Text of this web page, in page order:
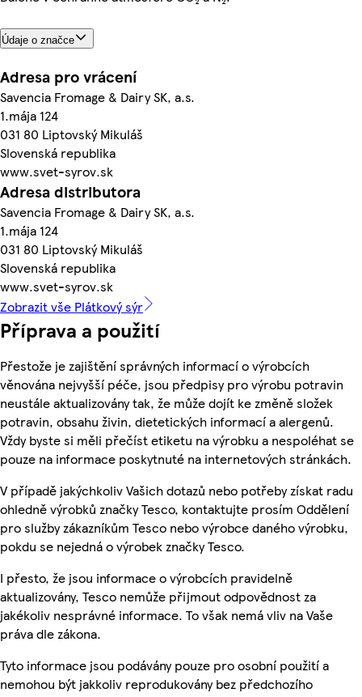
Údaje o značce
Adresa pro vrácení
Savencia Fromage & Dairy SK, a.s.
1.mája 124
031 80 Liptovský Mikuláš
Slovenská republika
www.svet-syrov.sk
Adresa distributora
Savencia Fromage & Dairy SK, a.s.
1.mája 124
031 80 Liptovský Mikuláš
Slovenská republika
www.svet-syrov.sk
Zobrazit vše Plátkový sýr
Příprava a použití
Přestože je zajištění správných informací o výrobcích
věnována nejvyšší péče, jsou předpisy pro výrobu potravin
neustále aktualizovány tak, že může dojít ke změně složek
potravin, obsahu živin, dietetických informací a alergenů.
Vždy byste si měli přečíst etiketu na výrobku a nespoléhat se
pouze na informace poskytnuté na internetových stránkách.
V případě jakýchkoliv Vašich dotazů nebo potřeby získat radu
ohledně výrobků značky Tesco, kontaktujte prosím Oddělení
pro služby zákazníkům Tesco nebo výrobce daného výrobku,
pokdu se nejedná o výrobek značky Tesco.
I přesto, že jsou informace o výrobcích pravidelně
aktualizovány, Tesco nemůže přijmout odpovědnost za
jakékoliv nesprávné informace. To však nemá vliv na Vaše
práva dle zákona.
Tyto informace jsou podávány pouze pro osobní použití a
nemohou být jakkoliv reprodukovány bez předchozího